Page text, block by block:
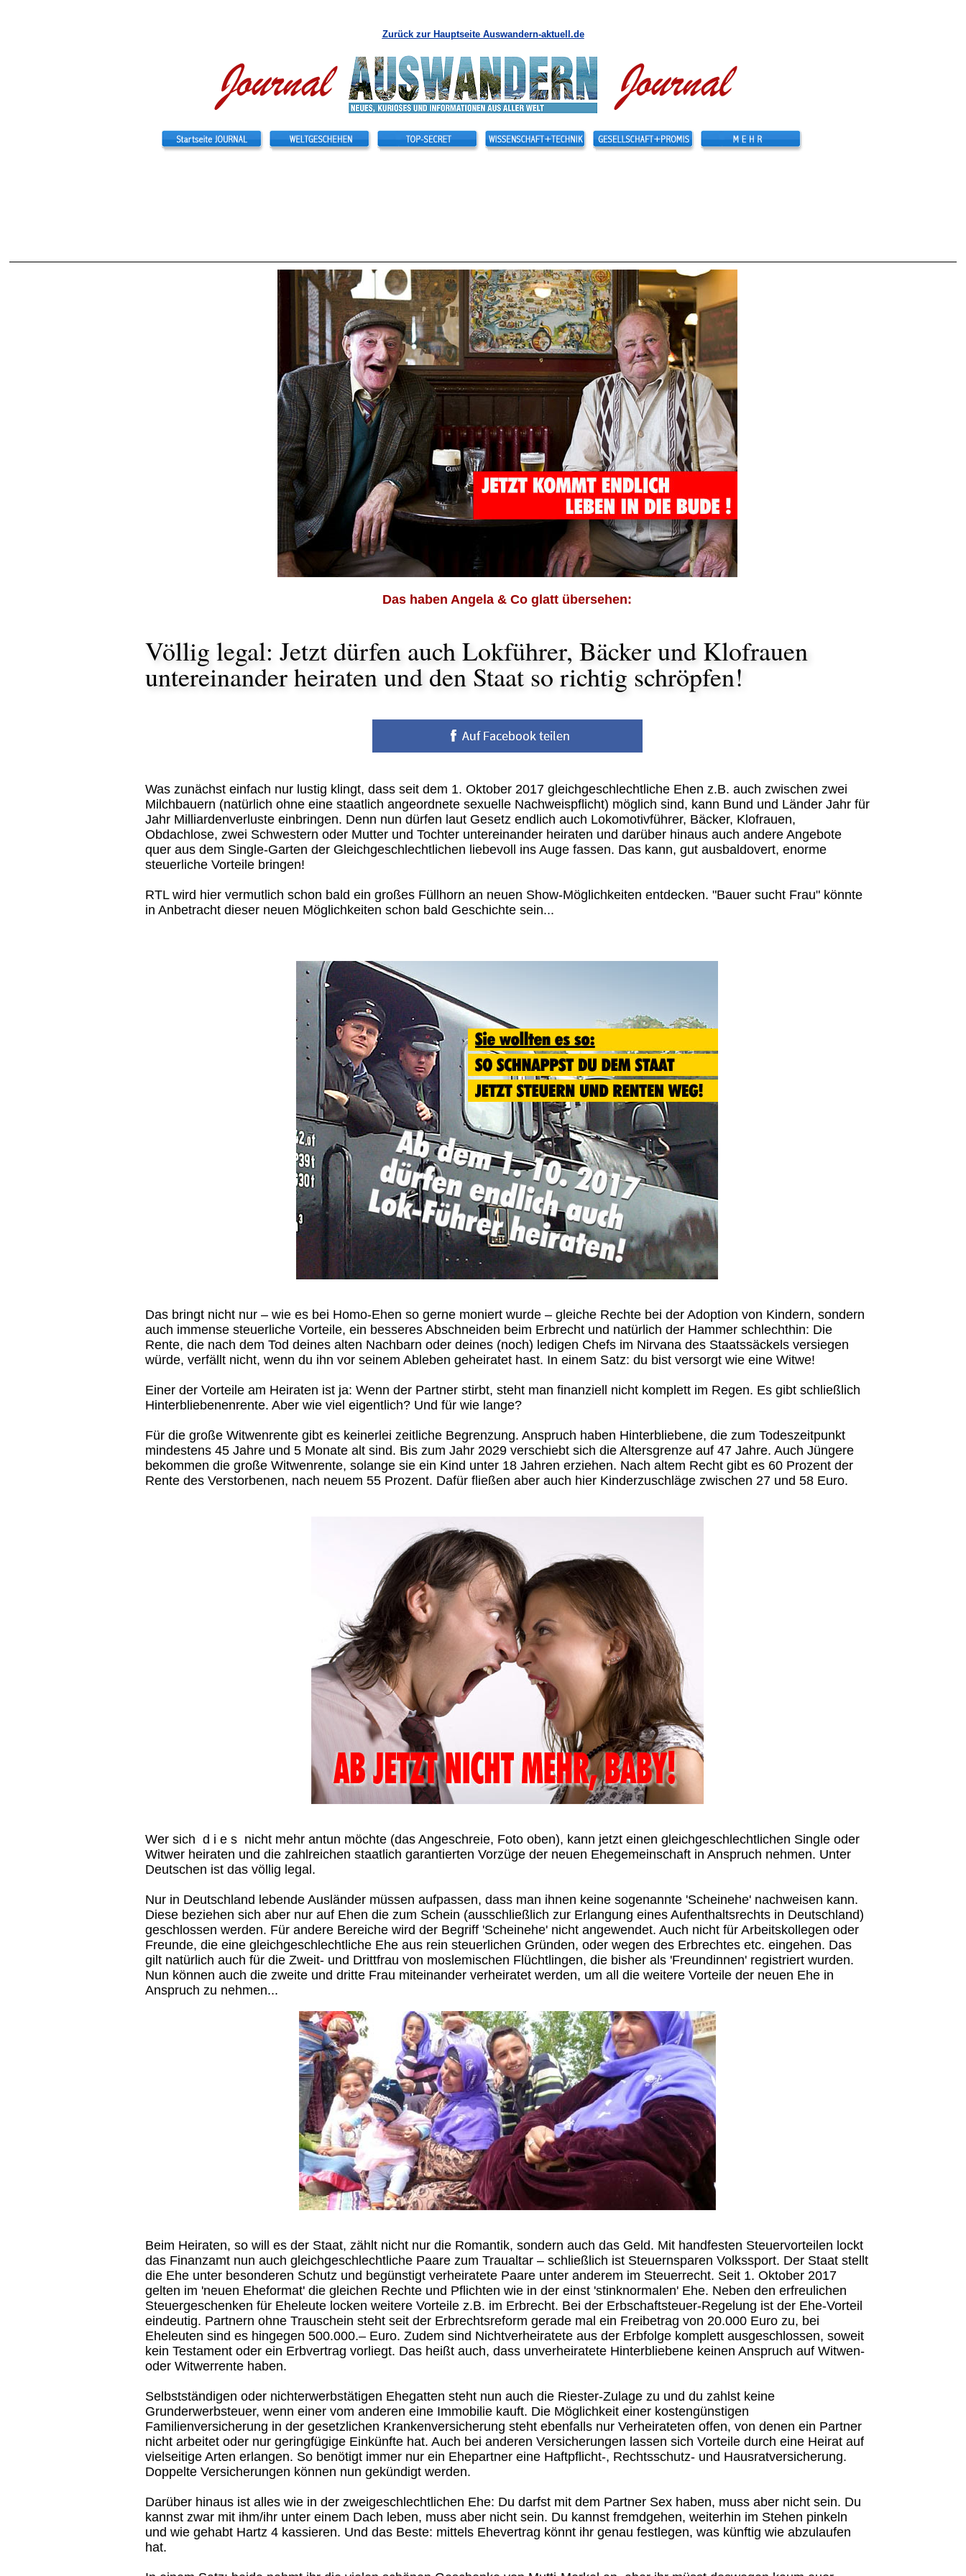
Zurück zur Hauptseite Auswandern-aktuell.de
Das haben Angela & Co glatt übersehen:
Völlig legal: Jetzt dürfen auch Lokführer, Bäcker und Klofrauen
untereinander heiraten und den Staat so richtig schröpfen!
Was zunächst einfach nur lustig klingt, dass seit dem 1. Oktober 2017 gleichgeschlechtliche Ehen z.B. auch zwischen zwei
Milchbauern (natürlich ohne eine staatlich angeordnete sexuelle Nachweispflicht) möglich sind, kann Bund und Länder Jahr für
Jahr Milliardenverluste einbringen. Denn nun dürfen laut Gesetz endlich auch Lokomotivführer, Bäcker, Klofrauen,
Obdachlose, zwei Schwestern oder Mutter und Tochter untereinander heiraten und darüber hinaus auch andere Angebote
quer aus dem Single-Garten der Gleichgeschlechtlichen liebevoll ins Auge fassen. Das kann, gut ausbaldovert, enorme
steuerliche Vorteile bringen!
RTL wird hier vermutlich schon bald ein großes Füllhorn an neuen Show-Möglichkeiten entdecken. "Bauer sucht Frau" könnte
in Anbetracht dieser neuen Möglichkeiten schon bald Geschichte sein...
Das bringt nicht nur – wie es bei Homo-Ehen so gerne moniert wurde – gleiche Rechte bei der Adoption von Kindern, sondern
auch immense steuerliche Vorteile, ein besseres Abschneiden beim Erbrecht und natürlich der Hammer schlechthin: Die
Rente, die nach dem Tod deines alten Nachbarn oder deines (noch) ledigen Chefs im Nirvana des Staatssäckels versiegen
würde, verfällt nicht, wenn du ihn vor seinem Ableben geheiratet hast. In einem Satz: du bist versorgt wie eine Witwe!
Einer der Vorteile am Heiraten ist ja: Wenn der Partner stirbt, steht man finanziell nicht komplett im Regen. Es gibt schließlich
Hinterbliebenenrente. Aber wie viel eigentlich? Und für wie lange?
Für die große Witwenrente gibt es keinerlei zeitliche Begrenzung. Anspruch haben Hinterbliebene, die zum Todeszeitpunkt
mindestens 45 Jahre und 5 Monate alt sind. Bis zum Jahr 2029 verschiebt sich die Altersgrenze auf 47 Jahre. Auch Jüngere
bekommen die große Witwenrente, solange sie ein Kind unter 18 Jahren erziehen. Nach altem Recht gibt es 60 Prozent der
Rente des Verstorbenen, nach neuem 55 Prozent. Dafür fließen aber auch hier Kinderzuschläge zwischen 27 und 58 Euro.
Wer sich d i e s nicht mehr antun möchte (das Angeschreie, Foto oben), kann jetzt einen gleichgeschlechtlichen Single oder
Witwer heiraten und die zahlreichen staatlich garantierten Vorzüge der neuen Ehegemeinschaft in Anspruch nehmen. Unter
Deutschen ist das völlig legal.
Nur in Deutschland lebende Ausländer müssen aufpassen, dass man ihnen keine sogenannte 'Scheinehe' nachweisen kann.
Diese beziehen sich aber nur auf Ehen die zum Schein (ausschließlich zur Erlangung eines Aufenthaltsrechts in Deutschland)
geschlossen werden. Für andere Bereiche wird der Begriff 'Scheinehe' nicht angewendet. Auch nicht für Arbeitskollegen oder
Freunde, die eine gleichgeschlechtliche Ehe aus rein steuerlichen Gründen, oder wegen des Erbrechtes etc. eingehen. Das
gilt natürlich auch für die Zweit- und Drittfrau von moslemischen Flüchtlingen, die bisher als 'Freundinnen' registriert wurden.
Nun können auch die zweite und dritte Frau miteinander verheiratet werden, um all die weitere Vorteile der neuen Ehe in
Anspruch zu nehmen...
Beim Heiraten, so will es der Staat, zählt nicht nur die Romantik, sondern auch das Geld. Mit handfesten Steuervorteilen lockt
das Finanzamt nun auch gleichgeschlechtliche Paare zum Traualtar – schließlich ist Steuernsparen Volkssport. Der Staat stellt
die Ehe unter besonderen Schutz und begünstigt verheiratete Paare unter anderem im Steuerrecht. Seit 1. Oktober 2017
gelten im 'neuen Eheformat' die gleichen Rechte und Pflichten wie in der einst 'stinknormalen' Ehe. Neben den erfreulichen
Steuergeschenken für Eheleute locken weitere Vorteile z.B. im Erbrecht. Bei der Erbschaftsteuer-Regelung ist der Ehe-Vorteil
eindeutig. Partnern ohne Trauschein steht seit der Erbrechtsreform gerade mal ein Freibetrag von 20.000 Euro zu, bei
Eheleuten sind es hingegen 500.000.– Euro. Zudem sind Nichtverheiratete aus der Erbfolge komplett ausgeschlossen, soweit
kein Testament oder ein Erbvertrag vorliegt. Das heißt auch, dass unverheiratete Hinterbliebene keinen Anspruch auf Witwen-
oder Witwerrente haben.
Selbstständigen oder nichterwerbstätigen Ehegatten steht nun auch die Riester-Zulage zu und du zahlst keine
Grunderwerbsteuer, wenn einer vom anderen eine Immobilie kauft. Die Möglichkeit einer kostengünstigen
Familienversicherung in der gesetzlichen Krankenversicherung steht ebenfalls nur Verheirateten offen, von denen ein Partner
nicht arbeitet oder nur geringfügige Einkünfte hat. Auch bei anderen Versicherungen lassen sich Vorteile durch eine Heirat auf
vielseitige Arten erlangen. So benötigt immer nur ein Ehepartner eine Haftpflicht-, Rechtsschutz- und Hausratversicherung.
Doppelte Versicherungen können nun gekündigt werden.
Darüber hinaus ist alles wie in der zweigeschlechtlichen Ehe: Du darfst mit dem Partner Sex haben, muss aber nicht sein. Du
kannst zwar mit ihm/ihr unter einem Dach leben, muss aber nicht sein. Du kannst fremdgehen, weiterhin im Stehen pinkeln
und wie gehabt Hartz 4 kassieren. Und das Beste: mittels Ehevertrag könnt ihr genau festlegen, was künftig wie abzulaufen
hat.